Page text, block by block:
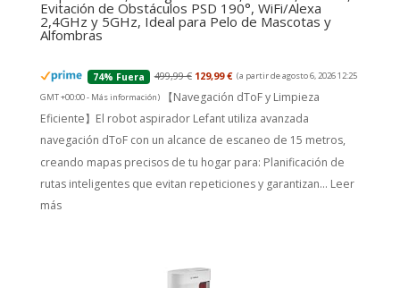
Evitación de Obstáculos PSD 190°, WiFi/Alexa
2,4GHz y 5GHz, Ideal para Pelo de Mascotas y
Alfombras
74% Fuera 499,99 € 129,99 € (a partir de agosto 6, 2026 12:25
GMT +00:00 - Más información)
【Navegación dToF y Limpieza
Eficiente】El robot aspirador Lefant utiliza avanzada
navegación dToF con un alcance de escaneo de 15 metros,
creando mapas precisos de tu hogar para: Planificación de
rutas inteligentes que evitan repeticiones y garantizan... Leer
más